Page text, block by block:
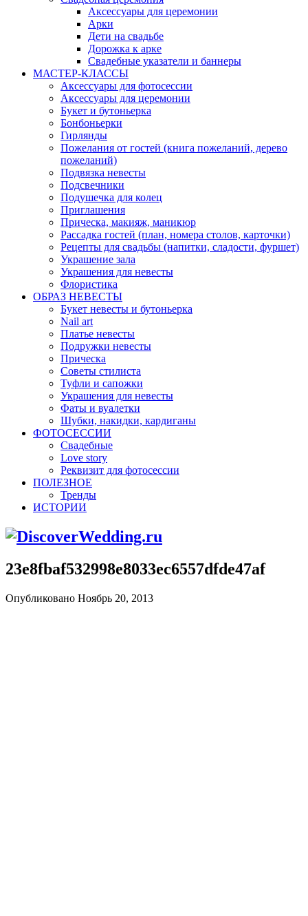
Аксессуары для церемонии
Арки
Дети на свадьбе
Дорожка к арке
Свадебные указатели и баннеры
МАСТЕР-КЛАССЫ
Аксессуары для фотосессии
Аксессуары для церемонии
Букет и бутоньерка
Бонбоньерки
Гирлянды
Пожелания от гостей (книга пожеланий, дерево
пожеланий)
Подвязка невесты
Подсвечники
Подушечка для колец
Приглашения
Прическа, макияж, маникюр
Рассадка гостей (план, номера столов, карточки)
Рецепты для свадьбы (напитки, сладости, фуршет)
Украшение зала
Украшения для невесты
Флористика
ОБРАЗ НЕВЕСТЫ
Букет невесты и бутоньерка
Nail art
Платье невесты
Подружки невесты
Прическа
Советы стилиста
Туфли и сапожки
Украшения для невесты
Фаты и вуалетки
Шубки, накидки, кардиганы
ФОТОСЕССИИ
Свадебные
Love story
Реквизит для фотосессии
ПОЛЕЗНОЕ
Тренды
ИСТОРИИ
23e8fbaf532998e8033ec6557dfde47af
Опубликовано Ноябрь 20, 2013